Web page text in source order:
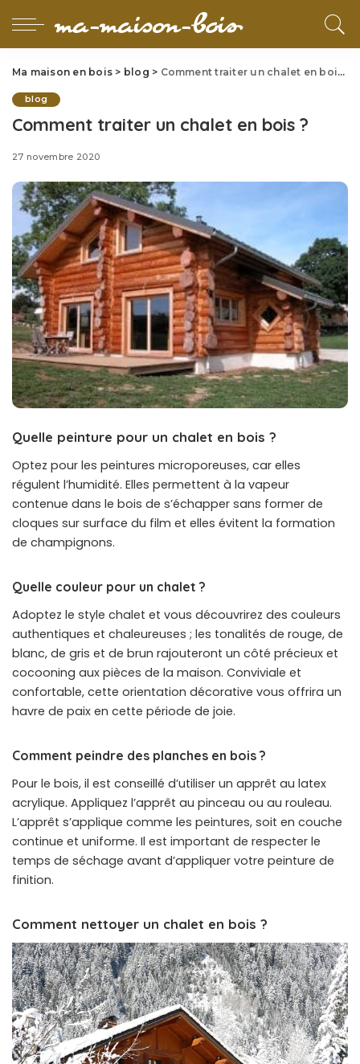
Ma maison en bois > blog > Comment traiter un chalet en bois ?
blog
Comment traiter un chalet en bois ?
27 novembre 2020
Quelle peinture pour un chalet en bois ?
Optez pour les peintures microporeuses, car elles
régulent l’humidité. Elles permettent à la vapeur
contenue dans le bois de s’échapper sans former de
cloques sur surface du film et elles évitent la formation
de champignons.
Quelle couleur pour un chalet ?
Adoptez le style chalet et vous découvrirez des couleurs
authentiques et chaleureuses ; les tonalités de rouge, de
blanc, de gris et de brun rajouteront un côté précieux et
cocooning aux pièces de la maison. Conviviale et
confortable, cette orientation décorative vous offrira un
havre de paix en cette période de joie.
Comment peindre des planches en bois ?
Pour le bois, il est conseillé d’utiliser un apprêt au latex
acrylique. Appliquez l’apprêt au pinceau ou au rouleau.
L’apprêt s’applique comme les peintures, soit en couche
continue et uniforme. Il est important de respecter le
temps de séchage avant d’appliquer votre peinture de
finition.
Comment nettoyer un chalet en bois ?